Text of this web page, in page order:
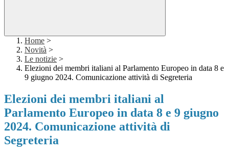
Home >
Novità >
Le notizie >
Elezioni dei membri italiani al Parlamento Europeo in data 8 e
9 giugno 2024. Comunicazione attività di Segreteria
Elezioni dei membri italiani al
Parlamento Europeo in data 8 e 9 giugno
2024. Comunicazione attività di
Segreteria